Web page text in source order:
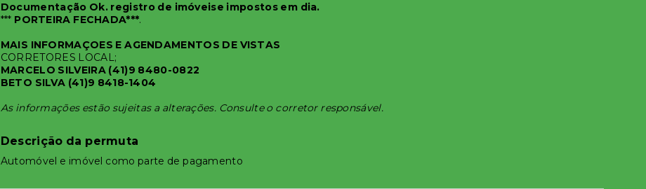
Documentação Ok. registro de imóveise impostos em dia.
*** PORTEIRA FECHADA***.
MAIS INFORMAÇOES E AGENDAMENTOS DE VISTAS
CORRETORES LOCAL;
MARCELO SILVEIRA (41)9 8480-0822
BETO SILVA (41)9 8418-1404
As informações estão sujeitas a alterações. Consulte o corretor responsável.
Descrição da permuta
Automóvel e imóvel como parte de pagamento